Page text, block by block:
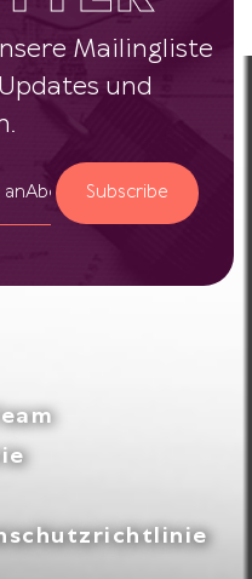
Mailingliste
und
Subscribe